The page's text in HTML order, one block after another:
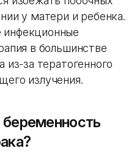
у матери и ребенка.
в большинстве
из-за тератогенного
излучения.
беременность